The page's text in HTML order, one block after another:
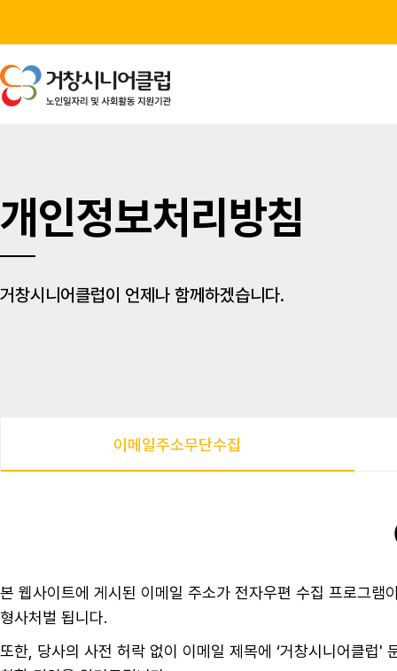
개인정보처리방침
거창시니어클럽이 언제나 함께하겠습니다.
이메일주소무단수집
본 웹사이트에 게시된 이메일 주소가 전자우편 수집 프로그
형사처벌 됩니다.
또한, 당사의 사전 허락 없이 이메일 제목에 ‘거창시니어클럽